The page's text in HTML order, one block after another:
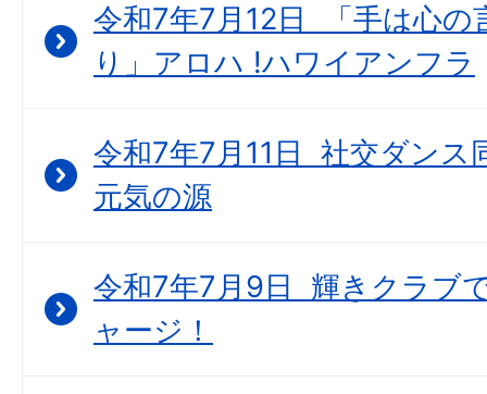
令和7年7月12日 「手は心の
り」アロハ !ハワイアンフラ
令和7年7月11日 社交ダンス
元気の源
令和7年7月9日 輝きクラブ
ャージ！